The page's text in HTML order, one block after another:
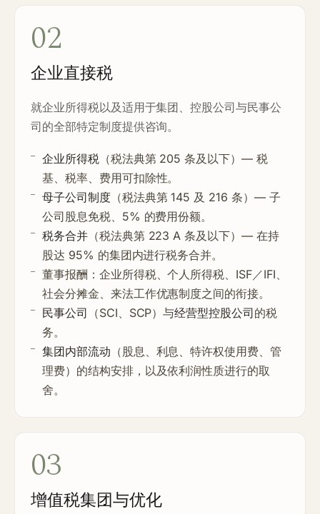
02
企业直接税
就企业所得税以及适用于集团、控股公司与民事公
司的全部特定制度提供咨询。
企业所得税（税法典第 205 条及以下）— 税
基、税率、费用可扣除性。
母子公司制度（税法典第 145 及 216 条）— 子
公司股息免税、5% 的费用份额。
税务合并（税法典第 223 A 条及以下）— 在持
股达 95% 的集团内进行税务合并。
董事报酬：企业所得税、个人所得税、ISF／IFI、
社会分摊金、来法工作优惠制度之间的衔接。
民事公司 （SCI、SCP）与经营型控股公司的税
务。
集团内部流动 （股息、利息、特许权使用费、管
理费）的结构安排，以及依利润性质进行的取
舍。
03
增值税集团与优化